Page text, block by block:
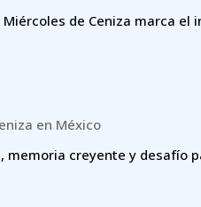
Miércoles de Ceniza marca el
en México
memoria creyente y desafío